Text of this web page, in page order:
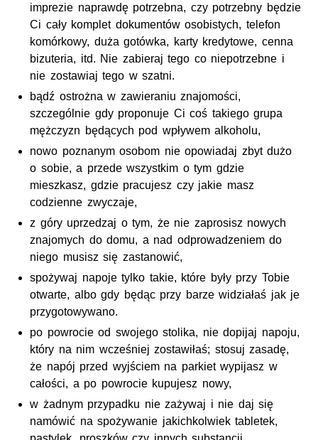
imprezie naprawdę potrzebna, czy potrzebny będzie
Ci cały komplet dokumentów osobistych, telefon
komórkowy, duża gotówka, karty kredytowe, cenna
bizuteria, itd. Nie zabieraj tego co niepotrzebne i
nie zostawiaj tego w szatni.
bądź ostrożna w zawieraniu znajomości,
szczególnie gdy proponuje Ci coś takiego grupa
mężczyzn będących pod wpływem alkoholu,
nowo poznanym osobom nie opowiadaj zbyt dużo
o sobie, a przede wszystkim o tym gdzie
mieszkasz, gdzie pracujesz czy jakie masz
codzienne zwyczaje,
z góry uprzedzaj o tym, że nie zaprosisz nowych
znajomych do domu, a nad odprowadzeniem do
niego musisz się zastanowić,
spożywaj napoje tylko takie, które były przy Tobie
otwarte, albo gdy będąc przy barze widziałaś jak je
przygotowywano.
po powrocie od swojego stolika, nie dopijaj napoju,
który na nim wcześniej zostawiłaś; stosuj zasadę,
że napój przed wyjściem na parkiet wypijasz w
całości, a po powrocie kupujesz nowy,
w żadnym przypadku nie zażywaj i nie daj się
namówić na spożywanie jakichkolwiek tabletek,